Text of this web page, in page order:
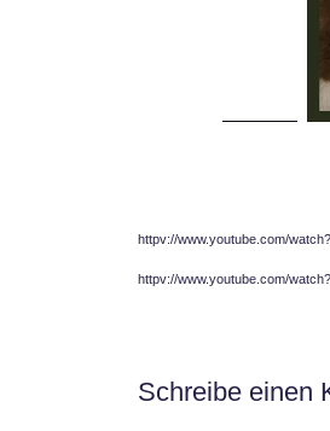
httpv://www.youtube.com/
httpv://www.youtube.com/
Schreibe einen